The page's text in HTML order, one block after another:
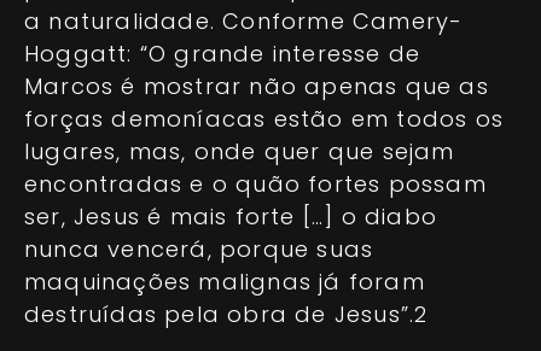
a naturalidade. Conforme Camery-
Hoggatt: “O grande interesse de
Marcos é mostrar não apenas que as
forças demoníacas estão em todos os
lugares, mas, onde quer que sejam
encontradas e o quão fortes possam
ser, Jesus é mais forte […] o diabo
nunca vencerá, porque suas
maquinações malignas já foram
destruídas pela obra de Jesus”.2